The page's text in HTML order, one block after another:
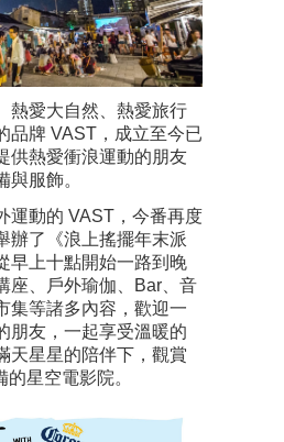
熱愛大自然、熱愛旅行
品牌 VAST，成立至今已
供熱愛衝浪運動的朋友
與服飾。
運動的 VAST，今番再度
辦了《浪上搖擺年末派
早上十點開始一路到晚
座、戶外瑜伽、Bar、音
集等諸多內容，歡迎一
朋友，一起享受溫暖的
天星星的陪伴下，觀賞
星空電影院。